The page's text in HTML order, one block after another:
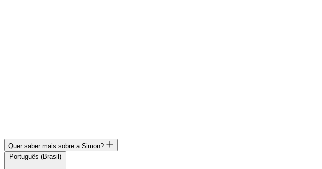
Quer saber mais sobre a Simon?